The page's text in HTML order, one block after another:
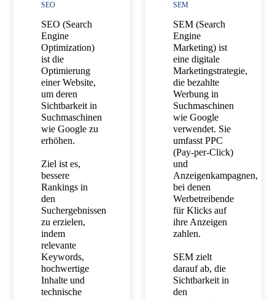
SEO
SEO (Search
Engine
Optimization)
ist die
Optimierung
einer Website,
um deren
Sichtbarkeit in
Suchmaschinen
wie Google zu
erhöhen.
Ziel ist es,
bessere
Rankings in
den
Suchergebnissen
zu erzielen,
indem
relevante
Keywords,
hochwertige
Inhalte und
technische
SEM
SEM (Search
Engine
Marketing) ist
eine digitale
Marketingstrategie,
die bezahlte
Werbung in
Suchmaschinen
wie Google
verwendet. Sie
umfasst PPC
(Pay-per-Click)
und
Anzeigenkampagnen,
bei denen
Werbetreibende
für Klicks auf
ihre Anzeigen
zahlen.
SEM zielt
darauf ab, die
Sichtbarkeit in
den